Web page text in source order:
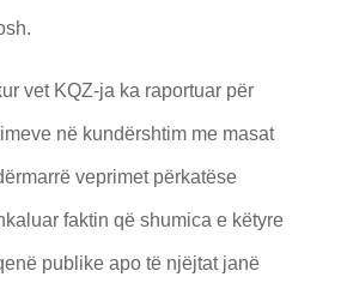
vet KQZ-ja ka raportuar për
në kundërshtim me masat
veprimet përkatëse
faktin që shumica e këtyre
publike apo të njëjtat janë